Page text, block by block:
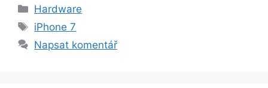
Rubriky
Hardware
Štítky
iPhone 7
Napsat komentář